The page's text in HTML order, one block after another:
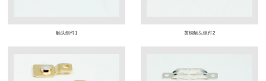
触头组件1 黄铜触头组件2